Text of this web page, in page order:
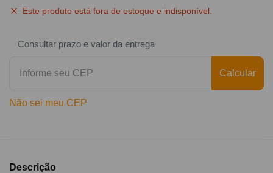
Este produto está fora de estoque e indisponível.
Consultar prazo e valor da entrega
Calcular
Não sei meu CEP
Descrição